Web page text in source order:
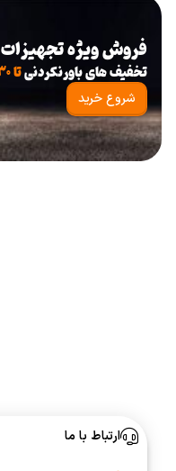
فروش ویژه تجهیزات
تخفیف های باورنکردنیتا ۳۰ شهریور
شروع خرید
ارتباط با ما